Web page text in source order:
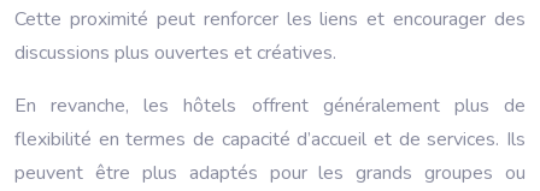
Cette proximité peut renforcer les liens et encourager des
discussions plus ouvertes et créatives.
En revanche, les hôtels offrent généralement plus de
flexibilité en termes de capacité d’accueil et de services. Ils
peuvent être plus adaptés pour les grands groupes ou